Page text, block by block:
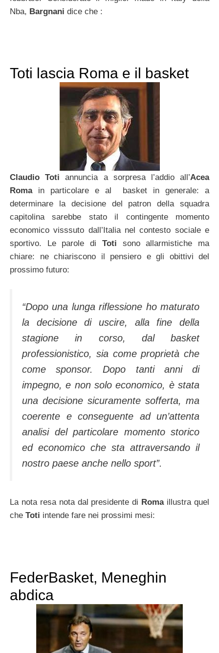
Nba, Bargnani dice che :
Toti lascia Roma e il basket
Claudio Toti annuncia a sorpresa l’addio all’Acea
Romain particolare e al basket in generale: a
determinare la decisione del patron della squadra
capitolina sarebbe stato il contingente momento
economico visssuto dall’Italia nel contesto sociale e
sportivo. Le parole di Toti sono allarmistiche ma
chiare: ne chiariscono il pensiero e gli obittivi del
prossimo futuro:
“Dopo una lunga riflessione ho maturato
la decisione di uscire, alla fine della
stagione in corso, dal basket
professionistico, sia come proprietà che
come sponsor. Dopo tanti anni di
impegno, e non solo economico, è stata
una decisione sicuramente sofferta, ma
coerente e conseguente ad un’attenta
analisi del particolare momento storico
ed economico che sta attraversando il
nostro paese anche nello sport”.
La nota resa nota dal presidente di Romaillustra quel
che Toti intende fare nei prossimi mesi:
FederBasket, Meneghin
abdica